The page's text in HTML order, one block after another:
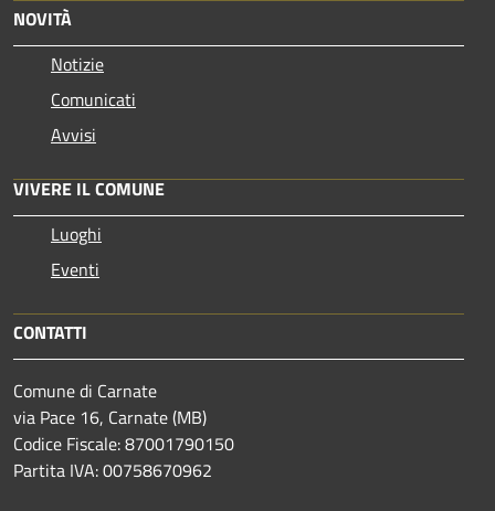
NOVITÀ
Notizie
Comunicati
Avvisi
VIVERE IL COMUNE
Luoghi
Eventi
CONTATTI
Comune di Carnate
via Pace 16, Carnate (MB)
Codice Fiscale: 87001790150
Partita IVA: 00758670962